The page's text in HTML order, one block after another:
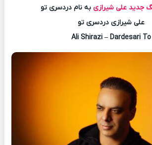
جدید علی شیرازی به نام دردسری تو
علی شیرازی دردسری تو
Ali Shirazi – Dardesari To